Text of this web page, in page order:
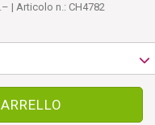
| Articolo n.: CH4782